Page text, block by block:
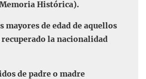
Histórica).
mayores de edad de aquellos
recuperado la nacionalidad
de padre o madre